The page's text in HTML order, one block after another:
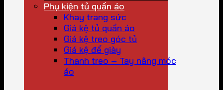
Phụ kiện tủ quần áo
Khay trang sức
Giá kệ tủ quần áo
Giá kệ treo góc tủ
Giá kệ để giày
Thanh treo – Tay nâng móc
áo